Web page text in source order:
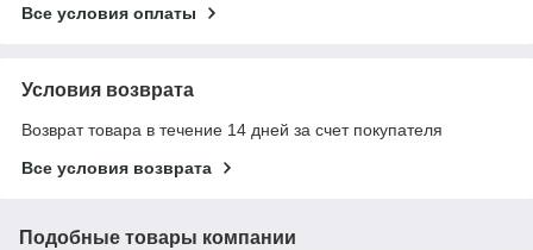
Все условия оплаты
Условия возврата
Возврат товара в течение 14 дней за счет покупателя
Все условия возврата
Подобные товары компании